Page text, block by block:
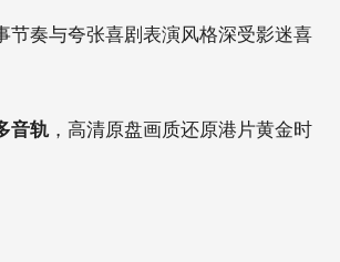
节奏与夸张喜剧表演风格深受影迷喜
音轨，高清原盘画质还原港片黄金时